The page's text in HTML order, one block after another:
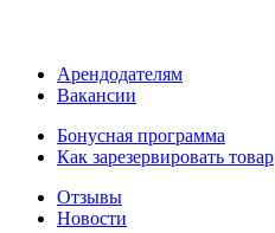
Арендодателям
Вакансии
Бонусная программа
Как зарезервировать товар
Отзывы
Новости